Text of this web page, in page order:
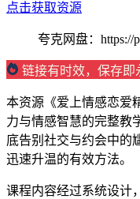
点击获取资源
夸克网盘：https://
链接有时效，保存即
本资源《爱上情感恋爱
力与情感智慧的完整教
底告别社交与约会中的
迅速升温的有效方法。
课程内容经过系统设计